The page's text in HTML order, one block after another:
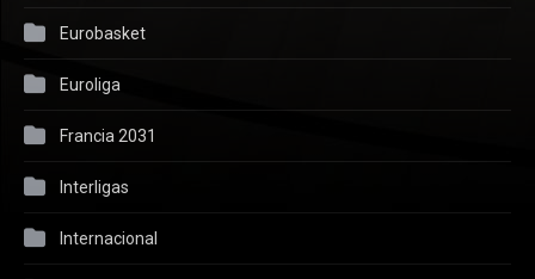
Eurobasket
Euroliga
Francia 2031
Interligas
Internacional